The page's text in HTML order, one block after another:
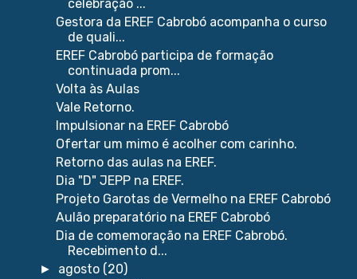
celebração ...
Gestora da EREF Cabrobó acompanha o curso
de quali...
EREF Cabrobó participa de formação
continuada prom...
Volta às Aulas
Vale Retorno.
Impulsionar na EREF Cabrobó
Ofertar um mimo é acolher com carinho.
Retorno das aulas na EREF.
Dia "D" JEPP na EREF.
Projeto Garotas de Vermelho na EREF Cabrobó
Aulão preparatório na EREF Cabrobó
Dia de comemoração na EREF Cabrobó.
Recebimento d...
► agosto (20)